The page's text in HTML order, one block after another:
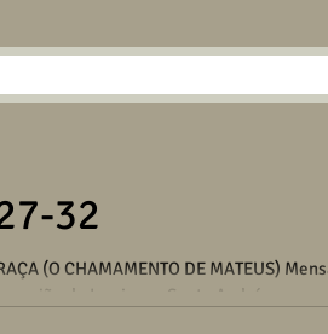
32
(O CHAMAMENTO DE MATEUS)
da Igreja em Santo André no...